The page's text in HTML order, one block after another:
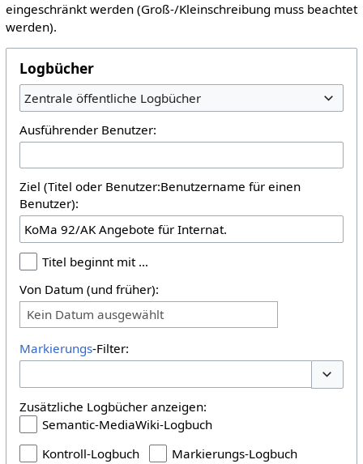
eingeschränkt werden (Groß-/Kleinschreibung muss beachtet
werden).
Logbücher
Zentrale öffentliche Logbücher
Ausführender Benutzer:
Ziel (Titel oder Benutzer:Benutzername für einen
Benutzer):
Titel beginnt mit …
Von Datum (und früher):
Kein Datum ausgewählt
Markierungs-Filter:
Zusätzliche Logbücher anzeigen:
Semantic-MediaWiki-Logbuch
Kontroll-Logbuch
Markierungs-Logbuch